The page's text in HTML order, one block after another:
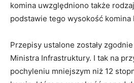
komina uwzględniono także
podstawie tego wysokość komina
Przepisy ustalone zostały
Ministra Infrastruktury. I tak na
pochyleniu mniejszym niż 12